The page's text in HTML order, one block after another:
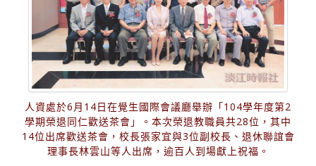
人資處於6月14日在覺生國際會議廳舉辦「104學年度第2
學期榮退同仁歡送茶會」。本次榮退教職員共28位，其中
14位出席歡送茶會，校長張家宜與3位副校長、退休聯誼會
理事長林雲山等人出席，逾百人到場獻上祝福。